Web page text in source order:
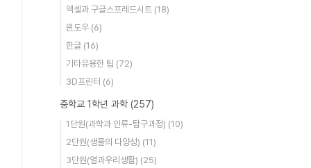
엑셀과 구글스프레드시트 (18)
윈도우 (6)
한글 (16)
기타유용한 팁 (72)
3D프린터 (6)
중학교 1학년 과학 (257)
1단원(과학과 인류-탐구과정) (10)
2단원(생물의 다양성) (11)
3단원(열과우리생활) (25)